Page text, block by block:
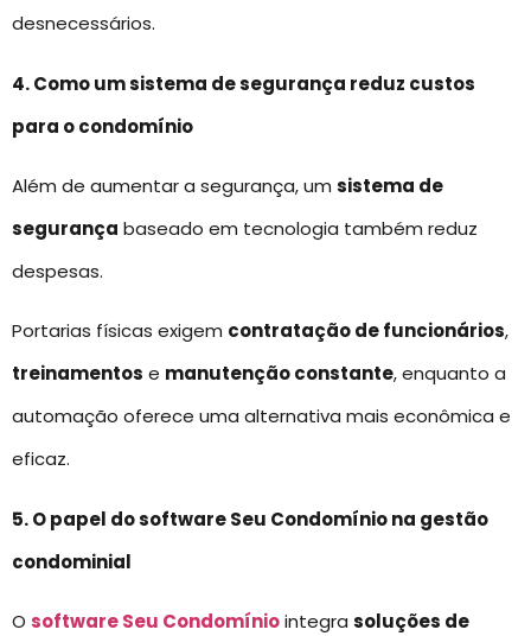
desnecessários.
4. Como um sistema de segurança reduz custos
para o condomínio
Além de aumentar a segurança, um sistema de
segurança baseado em tecnologia também reduz
despesas.
Portarias físicas exigem contratação de funcionários,
treinamentos e manutenção constante, enquanto a
automação oferece uma alternativa mais econômica e
eficaz.
5. O papel do software Seu Condomínio na gestão
condominial
O software Seu Condomíniointegra soluções de